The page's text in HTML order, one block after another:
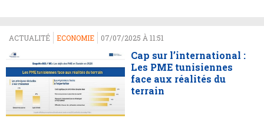
ACTUALITÉ ECONOMIE 07/07/2025 À 11:51
Cap sur l’international :
Les PME tunisiennes
face aux réalités du
terrain